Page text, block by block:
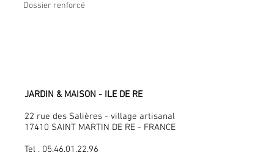
Dossier renforcé
JARDIN & MAISON - ILE DE RE
22 rue des Salières - village artisanal
17410 SAINT MARTIN DE RE - FRANCE
Tel . 05.46.01.22.96